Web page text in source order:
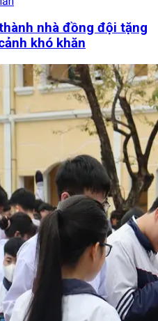
nhà đồng đội tặng
khó khăn